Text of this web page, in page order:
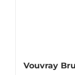
Vouvray